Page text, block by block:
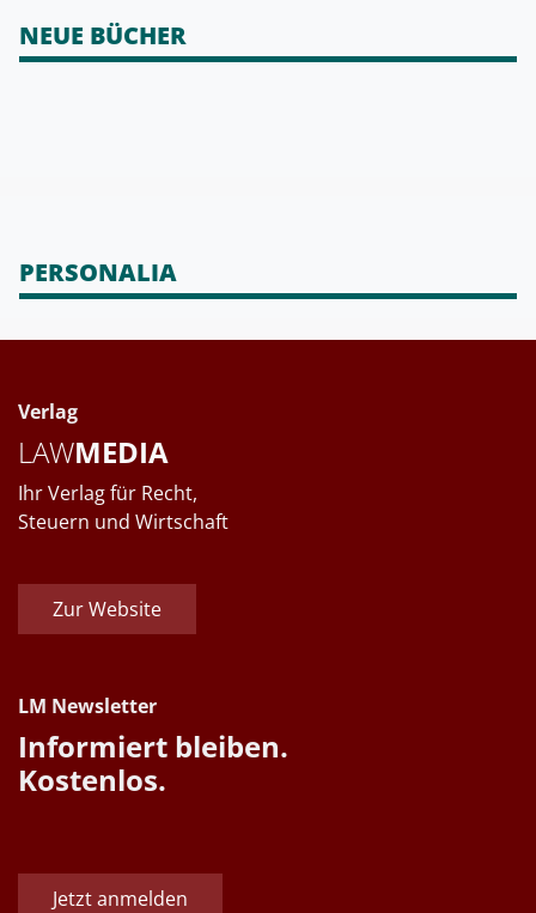
NEUE BÜCHER
PERSONALIA
Verlag
LAWMEDIA
Ihr Verlag für Recht,
Steuern und Wirtschaft
Zur Website
LM Newsletter
Informiert bleiben.
Kostenlos.
Jetzt anmelden